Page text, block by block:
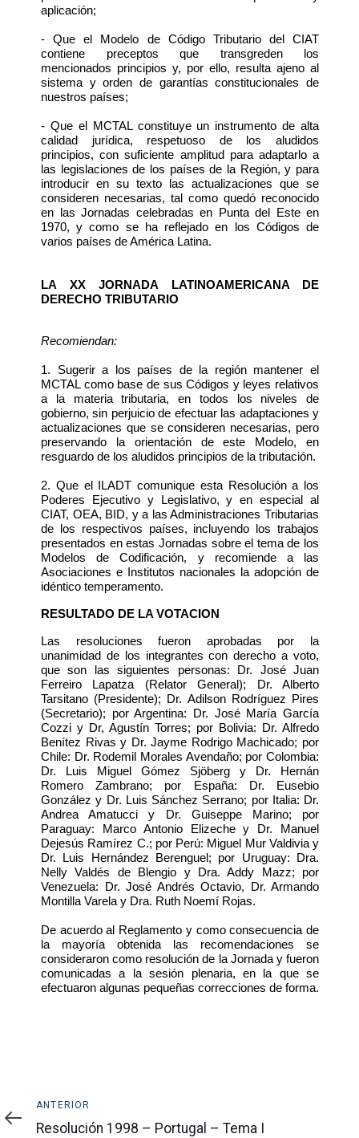
aplicación;
- Que el Modelo de Código Tributario del CIAT
contiene preceptos que transgreden los
mencionados principios y, por ello, resulta ajeno al
sistema y orden de garantías constitucionales de
nuestros países;
- Que el MCTAL constituye un instrumento de alta
calidad jurídica, respetuoso de los aludidos
principios, con suficiente amplitud para adaptarlo a
las legislaciones de los países de la Región, y para
introducir en su texto las actualizaciones que se
consideren necesarias, tal como quedó reconocido
en las Jornadas celebradas en Punta del Este en
1970, y como se ha reflejado en los Códigos de
varios países de América Latina.
LA XX JORNADA LATINOAMERICANA DE
DERECHO TRIBUTARIO
Recomiendan:
1. Sugerir a los países de la región mantener el
MCTAL como base de sus Códigos y leyes relativos
a la materia tributaria, en todos los niveles de
gobierno, sin perjuicio de efectuar las adaptaciones y
actualizaciones que se consideren necesarias, pero
preservando la orientación de este Modelo, en
resguardo de los aludidos principios de la tributación.
2. Que el ILADT comunique esta Resolución a los
Poderes Ejecutivo y Legislativo, y en especial al
CIAT, OEA, BID, y a las Administraciones Tributarias
de los respectivos países, incluyendo los trabajos
presentados en estas Jornadas sobre el tema de los
Modelos de Codificación, y recomiende a las
Asociaciones e Institutos nacionales la adopción de
idéntico temperamento.
RESULTADO DE LA VOTACION
Las resoluciones fueron aprobadas por la
unanimidad de los integrantes con derecho a voto,
que son las siguientes personas: Dr. José Juan
Ferreiro Lapatza (Relator General); Dr. Alberto
Tarsitano (Presidente); Dr. Adilson Rodríguez Pires
(Secretario); por Argentina: Dr. José María García
Cozzi y Dr, Agustín Torres; por Bolivia: Dr. Alfredo
Benítez Rivas y Dr. Jayme Rodrigo Machicado; por
Chile: Dr. Rodemil Morales Avendaño; por Colombia:
Dr. Luis Miguel Gómez Sjöberg y Dr. Hernán
Romero Zambrano; por España: Dr. Eusebio
González y Dr. Luis Sánchez Serrano; por Italia: Dr.
Andrea Amatucci y Dr. Guiseppe Marino; por
Paraguay: Marco Antonio Elizeche y Dr. Manuel
Dejesús Ramírez C.; por Perú: Miguel Mur Valdivia y
Dr. Luis Hernández Berenguel; por Uruguay: Dra.
Nelly Valdés de Blengio y Dra. Addy Mazz; por
Venezuela: Dr. José Andrés Octavio, Dr. Armando
Montilla Varela y Dra. Ruth Noemí Rojas.
De acuerdo al Reglamento y como consecuencia de
la mayoría obtenida las recomendaciones se
consideraron como resolución de la Jornada y fueron
comunicadas a la sesión plenaria, en la que se
efectuaron algunas pequeñas correcciones de forma.
Anterior
ANTERIOR
Resolución 1998 – Portugal – Tema I